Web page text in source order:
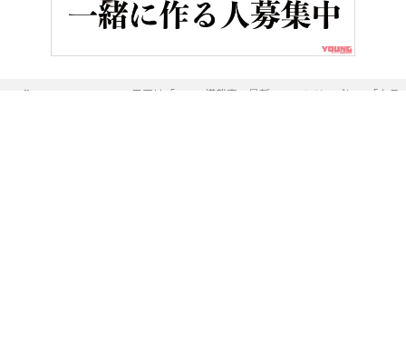
BMWの目玉は「ASA」搭載車。最新R1300シリーズに、「ク